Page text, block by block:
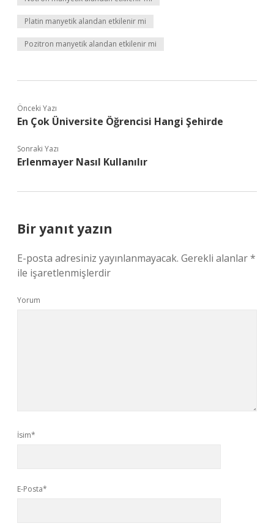
Platin manyetik alandan etkilenir mi
Pozitron manyetik alandan etkilenir mi
Önceki Yazı
En Çok Üniversite Öğrencisi Hangi Şehirde
Sonraki Yazı
Erlenmayer Nasıl Kullanılır
Bir yanıt yazın
E-posta adresiniz yayınlanmayacak. Gerekli alanlar*
ile işaretlenmişlerdir
Yorum
İsim*
E-Posta*